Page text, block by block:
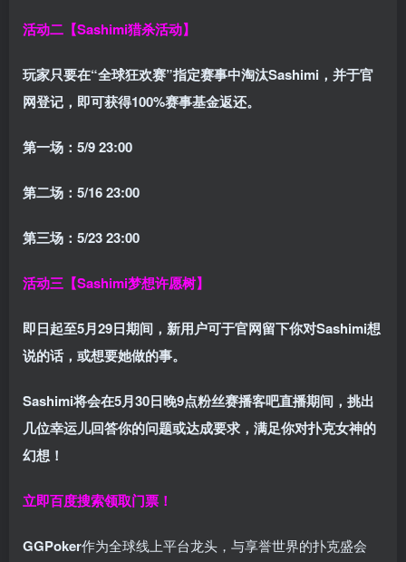
活动二【Sashimi猎杀活动】
玩家只要在“全球狂欢赛”指定赛事中淘汰Sashimi，并于官
网登记，即可获得100%赛事基金返还。
第一场：5/9 23:00
第二场：5/16 23:00
第三场：5/23 23:00
活动三【Sashimi梦想许愿树】
即日起至5月29日期间，新用户可于官网留下你对Sashimi想
说的话，或想要她做的事。
Sashimi将会在5月30日晚9点粉丝赛播客吧直播期间，挑出
几位幸运儿回答你的问题或达成要求， 满足你对扑克女神的
幻想 ！
立即百度搜索领取门票！
GGPoker作为全球线上平台龙头，与享誉世界的扑克盛会